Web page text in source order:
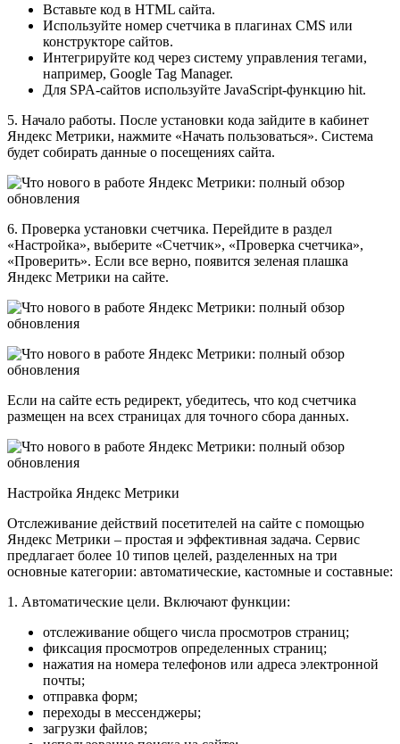
Вставьте код в HTML сайта.
Используйте номер счетчика в плагинах CMS или
конструкторе сайтов.
Интегрируйте код через систему управления тегами,
например, Google Tag Manager.
Для SPA-сайтов используйте JavaScript-функцию hit.
5. Начало работы. После установки кода зайдите в кабинет
Яндекс Метрики, нажмите «Начать пользоваться». Система
будет собирать данные о посещениях сайта.
6. Проверка установки счетчика. Перейдите в раздел
«Настройка», выберите «Счетчик», «Проверка счетчика»,
«Проверить». Если все верно, появится зеленая плашка
Яндекс Метрики на сайте.
Если на сайте есть редирект, убедитесь, что код счетчика
размещен на всех страницах для точного сбора данных.
Настройка Яндекс Метрики
Отслеживание действий посетителей на сайте с помощью
Яндекс Метрики – простая и эффективная задача. Сервис
предлагает более 10 типов целей, разделенных на три
основные категории: автоматические, кастомные и составные:
1. Автоматические цели. Включают функции:
отслеживание общего числа просмотров страниц;
фиксация просмотров определенных страниц;
нажатия на номера телефонов или адреса электронной
почты;
отправка форм;
переходы в мессенджеры;
загрузки файлов;